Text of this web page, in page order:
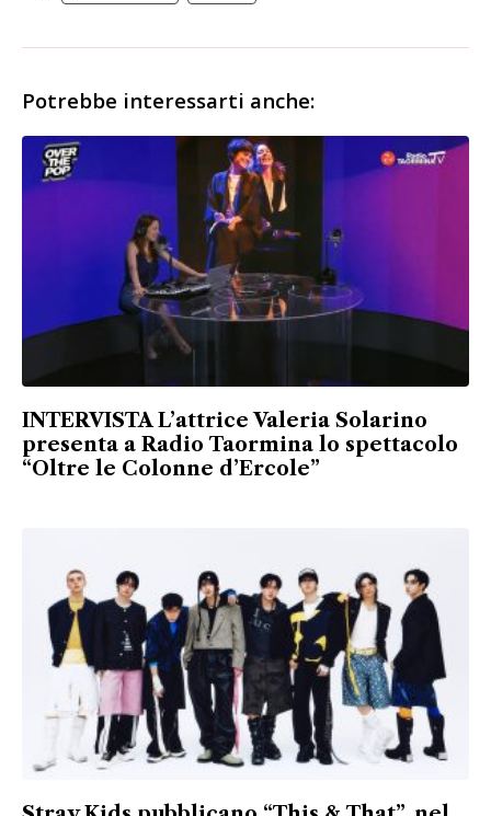
Potrebbe interessarti anche:
INTERVISTA L’attrice Valeria Solarino
presenta a Radio Taormina lo spettacolo
“Oltre le Colonne d’Ercole”